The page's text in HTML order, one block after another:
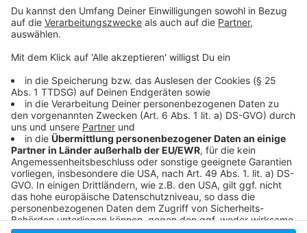
der EM
2024
Anzeige
Anzeige